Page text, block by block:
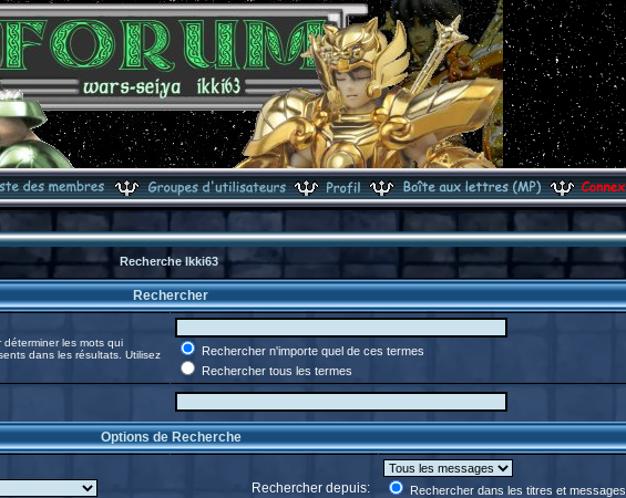
Recherche Ikki63
Rechercher
déterminer les mots qui
dans les résultats. Utilisez
Rechercher n'importe quel de ces termes
Rechercher tous les termes
Options de Recherche
Rechercher depuis:
Rechercher dans les titres et messages